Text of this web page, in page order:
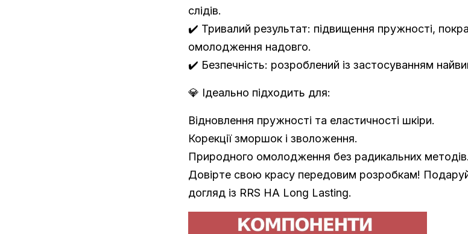
слідів.
✔️ Тривалий результат: підвищення пружності,
омолодження надовго.
✔️ Безпечність: розроблений із застосуванням
💎 Ідеально підходить для:
Відновлення пружності та еластичності шкіри.
Корекції зморшок і зволоження.
Природного омолодження без радикальних методів.
Довірте свою красу передовим розробкам!
догляд із RRS HA Long Lasting.